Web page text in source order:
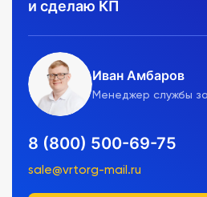
и сделаю КП
Иван Амбаров
Менеджер службы
8 (800) 500-69-75
sale@vrtorg-mail.ru